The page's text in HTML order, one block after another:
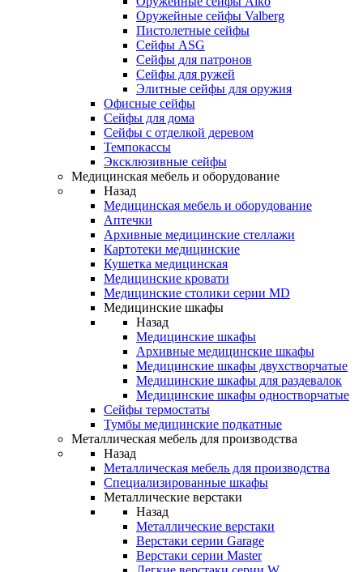
Оружейные сейфы Valberg
Пистолетные сейфы
Сейфы ASG
Сейфы для патронов
Сейфы для ружей
Элитные сейфы для оружия
Офисные сейфы
Сейфы для дома
Сейфы с отделкой деревом
Темпокассы
Эксклюзивные сейфы
Медицинская мебель и оборудование
Назад
Медицинская мебель и оборудование
Аптечки
Архивные медицинские стеллажи
Картотеки медицинские
Кушетка медицинская
Медицинские кровати
Медицинские столики серии MD
Медицинские шкафы
Назад
Медицинские шкафы
Архивные медицинские шкафы
Медицинские шкафы двухстворчатые
Медицинские шкафы для раздевалок
Медицинские шкафы одностворчатые
Сейфы термостаты
Тумбы медицинские подкатные
Металлическая мебель для производства
Назад
Металлическая мебель для производства
Cпециализированные шкафы
Металлические верстаки
Назад
Металлические верстаки
Верстаки серии Garage
Верстаки серии Master